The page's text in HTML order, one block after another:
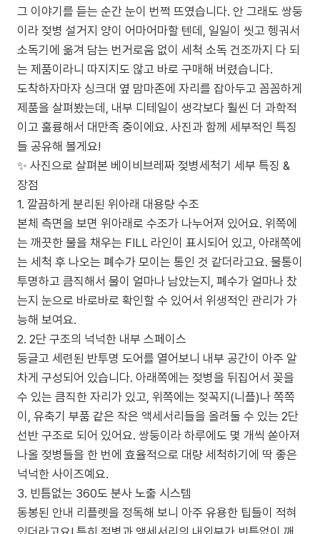
그 이야기를 듣는 순간 눈이 번쩍 뜨였습니다. 안 그래도 쌍둥
이라 젖병 설거지 양이 어마어마할 텐데, 일일이 씻고 헹궈서
소독기에 옮겨 담는 번거로움 없이 세척 소독 건조까지 다 되
는 제품이라니 따지지도 않고 바로 구매해 버렸습니다.
도착하자마자 싱크대 옆 맘마존에 자리를 잡아두고 꼼꼼하게
제품을 살펴봤는데, 내부 디테일이 생각보다 훨씬 더 과학적
이고 훌륭해서 대만족 중이에요. 사진과 함께 세부적인 특징
들 공유해 볼게요!
✨ 사진으로 살펴본 베이비브레짜 젖병세척기 세부 특징 &
장점
1. 깔끔하게 분리된 위아래 대용량 수조
본체 측면을 보면 위아래로 수조가 나누어져 있어요. 위쪽에
는 깨끗한 물을 채우는 FILL 라인이 표시되어 있고, 아래쪽에
는 세척 후 나오는 폐수가 모이는 통인 것 같더라고요. 물통이
투명하고 큼직해서 물이 얼마나 남았는지, 폐수가 얼마나 찼
는지 눈으로 바로바로 확인할 수 있어서 위생적인 관리가 가
능해 보여요.
2. 2단 구조의 넉넉한 내부 스페이스
둥글고 세련된 반투명 도어를 열어보니 내부 공간이 아주 알
차게 구성되어 있습니다. 아래쪽에는 젖병을 뒤집어서 꽂을
수 있는 큼직한 자리가 있고, 위쪽에는 젖꼭지(니플)나 쪽쪽
이, 유축기 부품 같은 작은 액세서리들을 올려둘 수 있는 2단
선반 구조로 되어 있어요. 쌍둥이라 하루에도 몇 개씩 쏟아져
나올 젖병들을 한 번에 효율적으로 대량 세척하기에 딱 좋은
넉넉한 사이즈예요.
3. 빈틈없는 360도 분사 노출 시스템
동봉된 안내 리플렛을 정독해 보니 아주 유용한 팁들이 적혀